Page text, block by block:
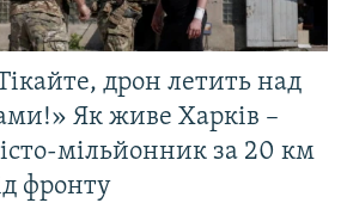
дрон летить над
Як живе Харків –
мільйонник за 20 км
фронту